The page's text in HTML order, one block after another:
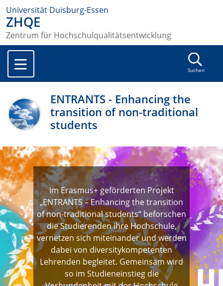
Universität Duisburg-Essen
ZHQE
Zentrum für Hochschulqualitätsentwicklung
Suchen
ENTRANTS - Enhancing the
transition of non-traditional
students
Im Erasmus+ geförderten Projekt
„ENTRANTS – Enhancing the transition
of non-traditional students“ beforschen
die Studierenden ihre Hochschule,
vernetzen sich miteinander und werden
dabei von diversitykompetenten
Lehrenden begleitet. Gemeinsam wird
so im Studieneinstieg die